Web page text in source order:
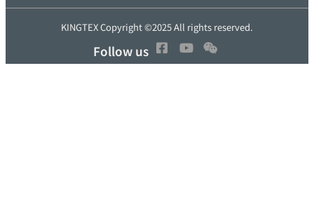
KINGTEX Copyright ©2025 All rights reserved.
Follow us